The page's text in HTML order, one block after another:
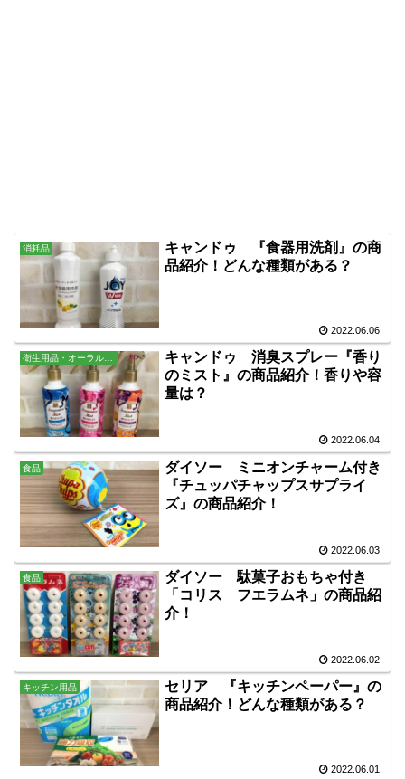
消耗品
キャンドゥ 『食器用洗剤』の商
品紹介！どんな種類がある？
2022.06.06
衛生用品・オーラル・バス用品
キャンドゥ 消臭スプレー『香り
のミスト』の商品紹介！香りや容
量は？
2022.06.04
食品
ダイソー ミニオンチャーム付き
『チュッパチャップスサプライ
ズ』の商品紹介！
2022.06.03
食品
ダイソー 駄菓子おもちゃ付き
「コリス フエラムネ」の商品紹
介！
2022.06.02
キッチン用品
セリア 『キッチンペーパー』の
商品紹介！どんな種類がある？
2022.06.01